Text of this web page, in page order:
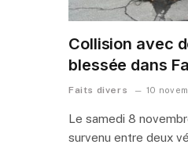
Collision avec
blessée dans
Faits divers 10
Le samedi 8
survenu entre deux